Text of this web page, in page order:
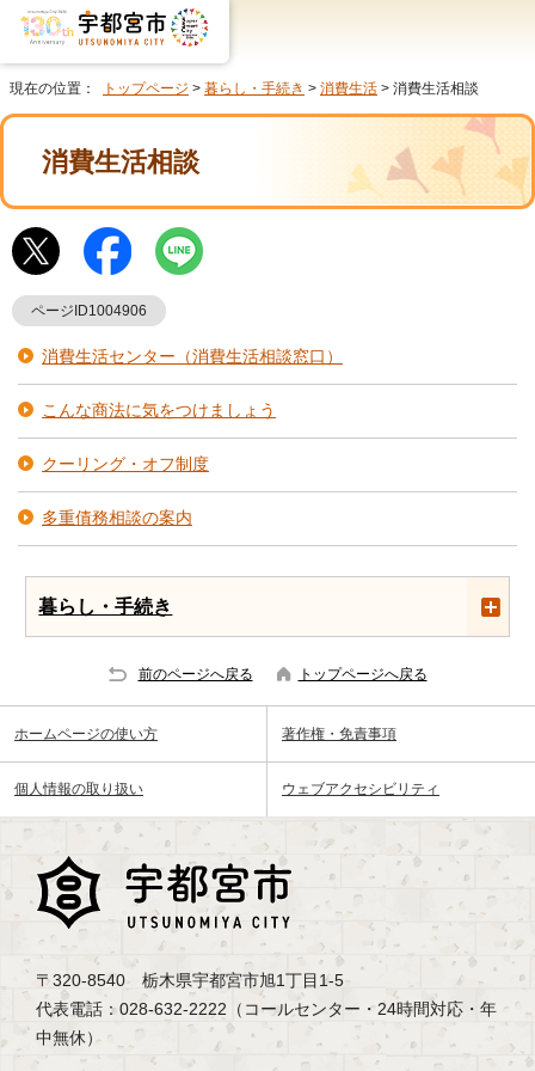
現在の位置： トップページ > 暮らし・手続き > 消費生活 > 消費生活相談
消費生活相談
ページID1004906
消費生活センター（消費生活相談窓口）
こんな商法に気をつけましょう
クーリング・オフ制度
多重債務相談の案内
暮らし・手続き
前のページへ戻る トップページへ戻る
ホームページの使い方 著作権・免責事項
個人情報の取り扱い ウェブアクセシビリティ
〒320-8540 栃木県宇都宮市旭1丁目1-5
代表電話：028-632-2222（コールセンター・24時間対応・年
中無休）